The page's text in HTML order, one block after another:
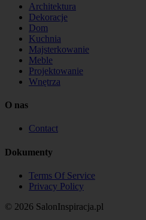
Architektura
Dekoracje
Dom
Kuchnia
Majsterkowanie
Meble
Projektowanie
Wnętrza
O nas
Contact
Dokumenty
Terms Of Service
Privacy Policy
© 2026 SalonInspiracja.pl